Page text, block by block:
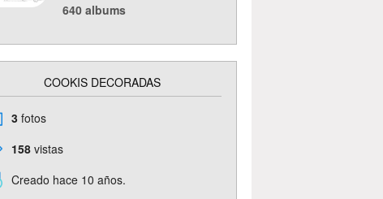
640 albums
COOKIS DECORADAS
3 fotos
158 vistas
Creado hace 10 años.